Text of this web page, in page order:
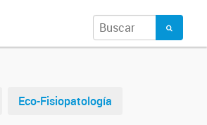
Eco-Fisiopatología